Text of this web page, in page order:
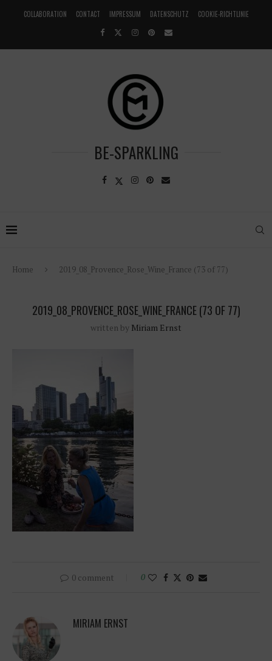
COLLABORATION CONTACT IMPRESSUM DATENSCHUTZ COOKIE-RICHTLINIE
BE-SPARKLING
Home 2019_08_Provence_Rose_Wine_France (73 of 77)
2019_08_PROVENCE_ROSE_WINE_FRANCE (73 OF 77)
written by Miriam Ernst
0 comment 0
MIRIAM ERNST